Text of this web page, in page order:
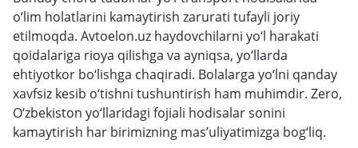
o‘lim holatlarini kamaytirish zarurati tufayli joriy
etilmoqda. Avtoelon.uz haydovchilarni yo‘l harakati
qoidalariga rioya qilishga va ayniqsa, yo‘llarda
ehtiyotkor bo‘lishga chaqiradi. Bolalarga yo‘lni qanday
xavfsiz kesib o‘tishni tushuntirish ham muhimdir. Zero,
O‘zbekiston yo‘llaridagi fojiali hodisalar sonini
kamaytirish har birimizning mas’uliyatimizga bog‘liq.